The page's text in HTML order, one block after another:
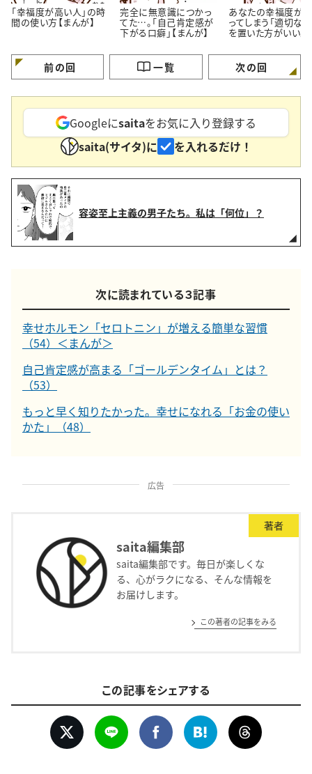
「幸福度が高い人」の時
間の使い方【まんが】
完全に無意識につかっ
てた…。「自己肯定感が
下がる口癖」【まんが】
あなたの幸福度が
ってしまう「適切な
を置いた方がいい
前の回 一覧 次の回
Googleにsaitaをお気に入り登録する
saita(サイタ)に
を入れるだけ！
容姿至上主義の男子たち。私は「何位」？
次に読まれている３記事
幸せホルモン「セロトニン」が増える簡単な習慣
（54）＜まんが＞
自己肯定感が高まる「ゴールデンタイム」とは？
（53）
もっと早く知りたかった。幸せになれる「お金の使い
かた」（48）
広告
著者
saita編集部
saita編集部です。毎日が楽しくな
る、心がラクになる、そんな情報を
お届けします。
この著者の記事をみる
この記事をシェアする